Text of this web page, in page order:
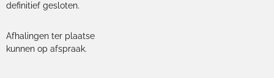
definitief gesloten.
Afhalingen ter plaatse
kunnen op afspraak.